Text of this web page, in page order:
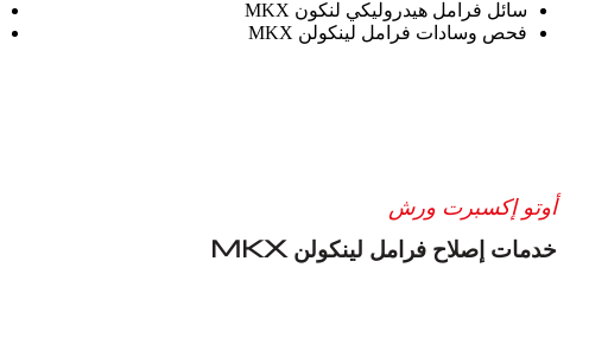
سائل فرامل هيدروليكي لنكون MKX
فحص وسادات فرامل لينكولن MKX
أوتو إكسبرت ورش
خدمات إصلاح فرامل لينكولن MKX